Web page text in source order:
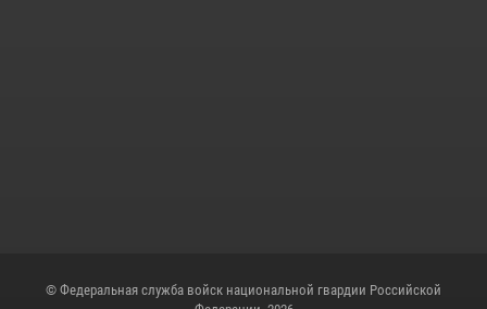
© Федеральная служба войск национальной гвардии Российской